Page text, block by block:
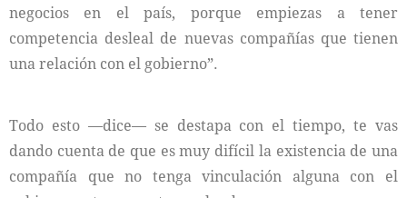
negocios en el país, porque empiezas a tener
competencia desleal de nuevas compañías que tienen
una relación con el gobierno”.
Todo esto —dice— se destapa con el tiempo, te vas
dando cuenta de que es muy difícil la existencia de una
compañía que no tenga vinculación alguna con el